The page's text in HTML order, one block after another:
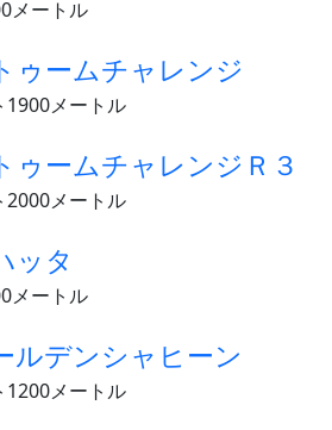
メートル
ゥームチャレンジ
1900メートル
ゥームチャレンジＲ３
2000メートル
ッタ
メートル
ルデンシャヒーン
1200メートル